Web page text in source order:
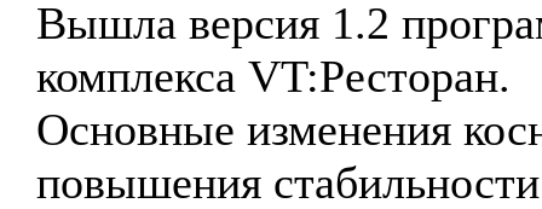
Вышла версия 1.2
комплекса VT:Ресторан.
Основные изменения
повышения